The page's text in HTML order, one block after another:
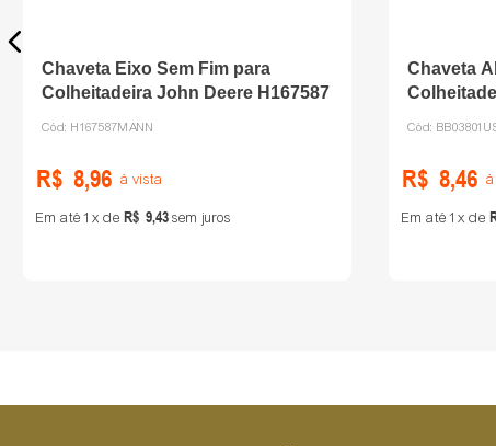
Chaveta Eixo Sem Fim para
Colheitadeira John Deere H167587
Cód: H167587MANN
R$ 8,96 à vista
Em até1 de R$ 9,43sem juros
Chaveta
Cód:
R$ 8,46
Em até1 de